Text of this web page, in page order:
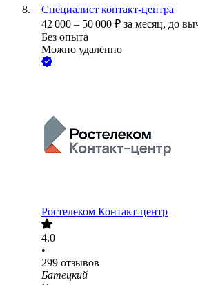
Специалист контакт-центра
42 000 – 50 000 ₽ за месяц, до
Без опыта
Можно удалённо
Ростелеком Контакт-центр
4.0
•
299 отзывов
Батецкий